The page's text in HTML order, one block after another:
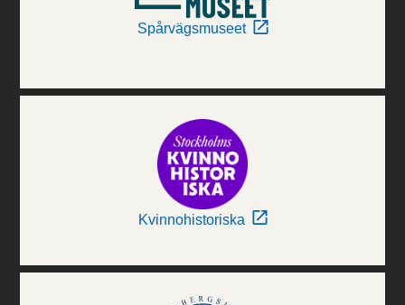
Spårvägsmuseet
Kvinnohistoriska